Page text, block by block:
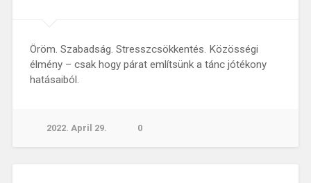
Öröm. Szabadság. Stresszcsökkentés. Közösségi
élmény – csak hogy párat említsünk a tánc jótékony
hatásaiból.
2022. April 29. 0